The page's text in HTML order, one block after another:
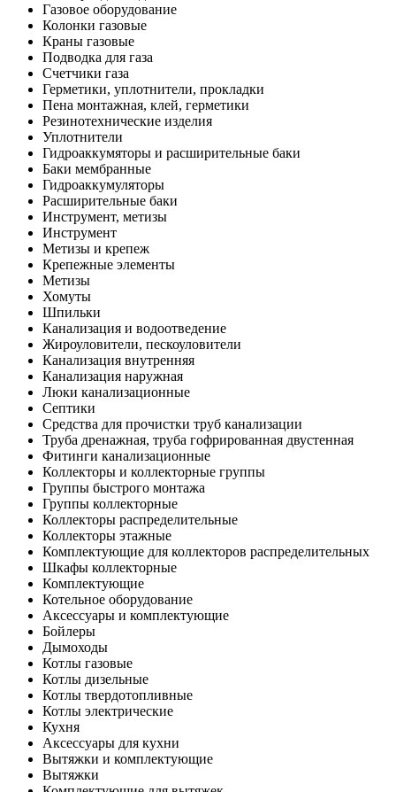
Газовое оборудование
Колонки газовые
Краны газовые
Подводка для газа
Счетчики газа
Герметики, уплотнители, прокладки
Пена монтажная, клей, герметики
Резинотехнические изделия
Уплотнители
Гидроаккумяторы и расширительные баки
Баки мембранные
Гидроаккумуляторы
Расширительные баки
Инструмент, метизы
Инструмент
Метизы и крепеж
Крепежные элементы
Метизы
Хомуты
Шпильки
Канализация и водоотведение
Жироуловители, пескоуловители
Канализация внутренняя
Канализация наружная
Люки канализационные
Септики
Средства для прочистки труб канализации
Труба дренажная, труба гофрированная двустенная
Фитинги канализационные
Коллекторы и коллекторные группы
Группы быстрого монтажа
Группы коллекторные
Коллекторы распределительные
Коллекторы этажные
Комплектующие для коллекторов распределительных
Шкафы коллекторные
Комплектующие
Котельное оборудование
Аксессуары и комплектующие
Бойлеры
Дымоходы
Котлы газовые
Котлы дизельные
Котлы твердотопливные
Котлы электрические
Кухня
Аксессуары для кухни
Вытяжки и комплектующие
Вытяжки